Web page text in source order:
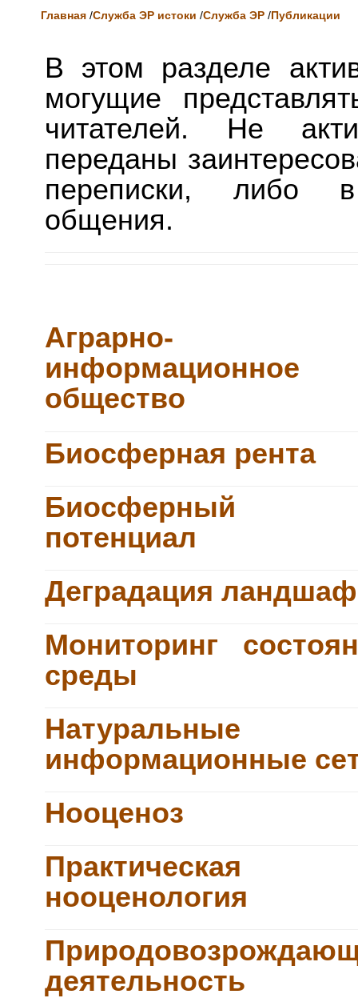
Главная /Служба ЭР истоки /Служба ЭР /Публикации
В этом разделе
могущие
читателей. Не
переданы
переписки, либо в
общения.
Аграрно-
информационное
общество
Биосферная рента
Биосферный
потенциал
Деградация
Мониторинг
среды
Натуральные
информационные
Нооценоз
Практическая
нооценология
деятельность